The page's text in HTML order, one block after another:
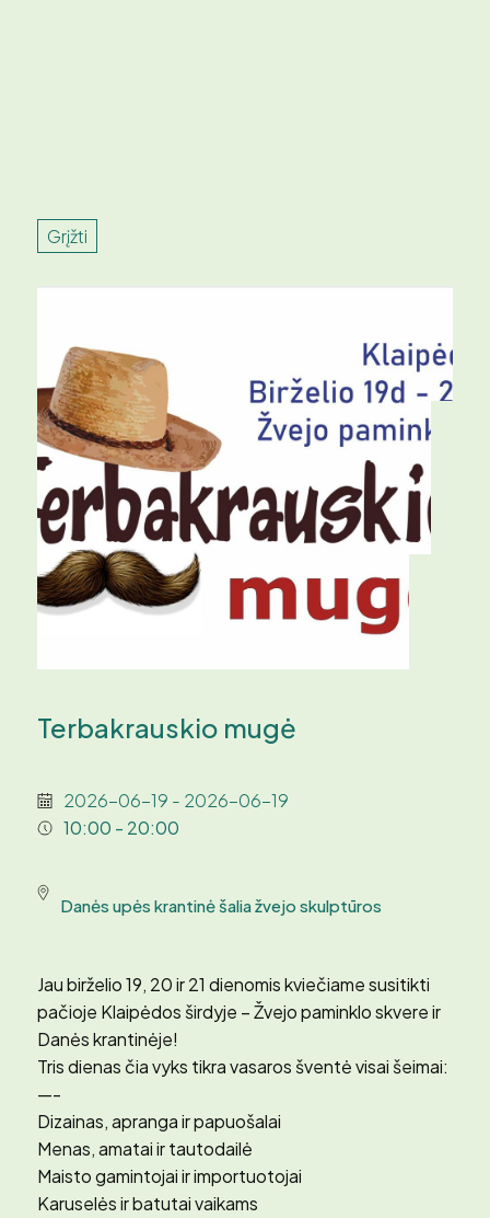
Grįžti
Terbakrauskio mugė
2026-06-19 - 2026-06-19
10:00 - 20:00
Danės upės krantinė šalia žvejo skulptūros
Jau birželio 19, 20 ir 21 dienomis kviečiame susitikti
pačioje Klaipėdos širdyje – Žvejo paminklo skvere ir
Danės krantinėje!
Tris dienas čia vyks tikra vasaros šventė visai šeimai:
—-
Dizainas, apranga ir papuošalai
Menas, amatai ir tautodailė
Maisto gamintojai ir importuotojai
Karuselės ir batutai vaikams